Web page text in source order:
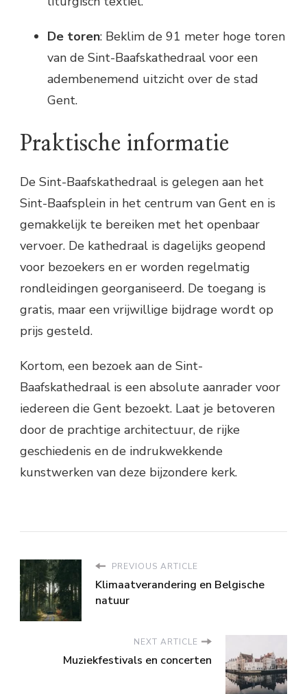
De toren: Beklim de 91 meter hoge toren
van de Sint-Baafskathedraal voor een
adembenemend uitzicht over de stad
Gent.
Praktische informatie
De Sint-Baafskathedraal is gelegen aan het
Sint-Baafsplein in het centrum van Gent en is
gemakkelijk te bereiken met het openbaar
vervoer. De kathedraal is dagelijks geopend
voor bezoekers en er worden regelmatig
rondleidingen georganiseerd. De toegang is
gratis, maar een vrijwillige bijdrage wordt op
prijs gesteld.
Kortom, een bezoek aan de Sint-
Baafskathedraal is een absolute aanrader voor
iedereen die Gent bezoekt. Laat je betoveren
door de prachtige architectuur, de rijke
geschiedenis en de indrukwekkende
kunstwerken van deze bijzondere kerk.
PREVIOUS ARTICLE
Klimaatverandering en Belgische
natuur
NEXT ARTICLE
Muziekfestivals en concerten